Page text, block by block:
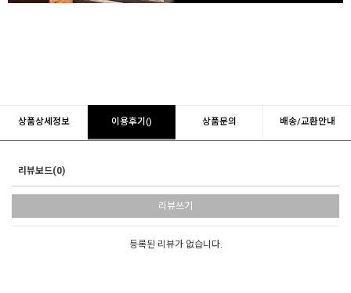
상품상세정보 이용후기() 상품문의 배송/교환안내
리뷰보드(0)
리뷰쓰기
등록된 리뷰가 없습니다.